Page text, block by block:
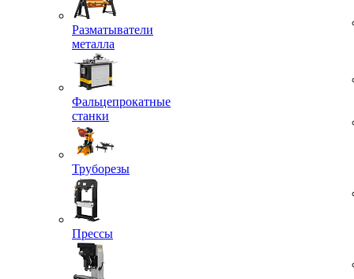
Разматыватели
металла
Фальцепрокатные
станки
Труборезы
Прессы